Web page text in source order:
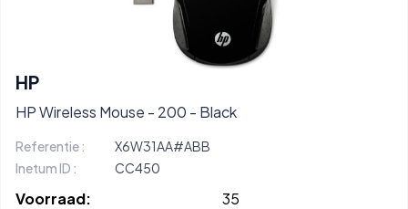
HP
HP Wireless Mouse - 200 - Black
Referentie :
X6W31AA#ABB
Inetum ID :
CC450
Voorraad:
35